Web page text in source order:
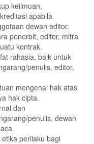
keilmuan,
apabila
dewan editor.
penerbit, editor, mitra
kontrak.
rahasia, baik untuk
penulis, editor,
mengenai hak atas
hak cipta.
dan
penulis, dewan
perilaku bagi